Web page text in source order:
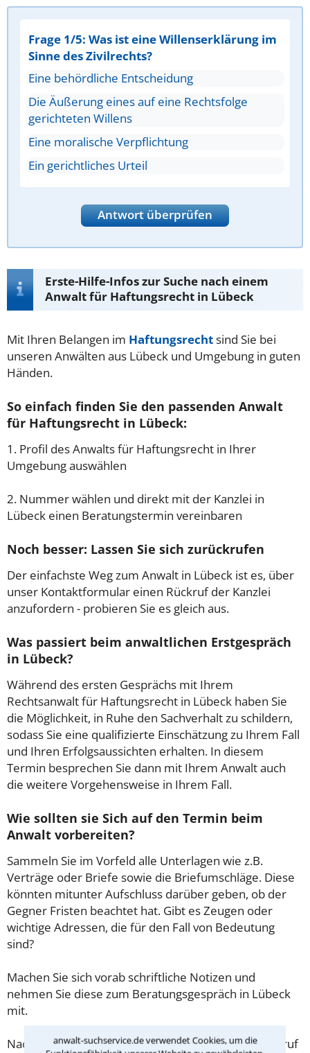
anwalt-suchservice.de verwendet Cookies, um die
Frage 1/5: Was ist eine Willenserklärung im
Sinne des Zivilrechts?
Eine behördliche Entscheidung
Die Äußerung eines auf eine Rechtsfolge
gerichteten Willens
Eine moralische Verpflichtung
Ein gerichtliches Urteil
Antwort überprüfen
Erste-Hilfe-Infos zur Suche nach einem
Anwalt für Haftungsrecht in Lübeck
Mit Ihren Belangen im Haftungsrechtsind Sie bei
unseren Anwälten aus Lübeck und Umgebung in guten
Händen.
So einfach finden Sie den passenden Anwalt
für Haftungsrecht in Lübeck:
1. Profil des Anwalts für Haftungsrecht in Ihrer
Umgebung auswählen
2. Nummer wählen und direkt mit der Kanzlei in
Lübeck einen Beratungstermin vereinbaren
Noch besser: Lassen Sie sich zurückrufen
Der einfachste Weg zum Anwalt in Lübeck ist es, über
unser Kontaktformular einen Rückruf der Kanzlei
anzufordern - probieren Sie es gleich aus.
Was passiert beim anwaltlichen Erstgespräch
in Lübeck?
Während des ersten Gesprächs mit Ihrem
Rechtsanwalt für Haftungsrecht in Lübeck haben Sie
die Möglichkeit, in Ruhe den Sachverhalt zu schildern,
sodass Sie eine qualifizierte Einschätzung zu Ihrem Fall
und Ihren Erfolgsaussichten erhalten. In diesem
Termin besprechen Sie dann mit Ihrem Anwalt auch
die weitere Vorgehensweise in Ihrem Fall.
Wie sollten sie Sich auf den Termin beim
Anwalt vorbereiten?
Sammeln Sie im Vorfeld alle Unterlagen wie z.B.
Verträge oder Briefe sowie die Briefumschläge. Diese
könnten mitunter Aufschluss darüber geben, ob der
Gegner Fristen beachtet hat. Gibt es Zeugen oder
wichtige Adressen, die für den Fall von Bedeutung
sind?
Machen Sie sich vorab schriftliche Notizen und
nehmen Sie diese zum Beratungsgespräch in Lübeck
mit.
Nachdem Sie über das Kontaktformular einen Rückruf